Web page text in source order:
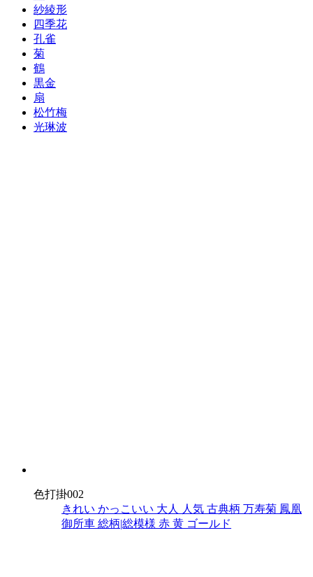
紗綾形
四季花
孔雀
菊
鶴
黒金
扇
松竹梅
光琳波
色打掛002
きれい かっこいい 大人 人気 古典柄 万寿菊 鳳凰
御所車 総柄|総模様 赤 黄 ゴールド